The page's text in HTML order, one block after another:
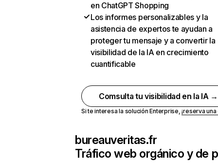
en ChatGPT Shopping
Los informes personalizables y la
asistencia de expertos te ayudan a
proteger tu mensaje y a convertir la
visibilidad de la IA en crecimiento
cuantificable
Comsulta tu visibilidad en la IA →
Si te interesa la solución Enterprise,¡reserva
bureauveritas.fr
Tráfico web orgánico y de